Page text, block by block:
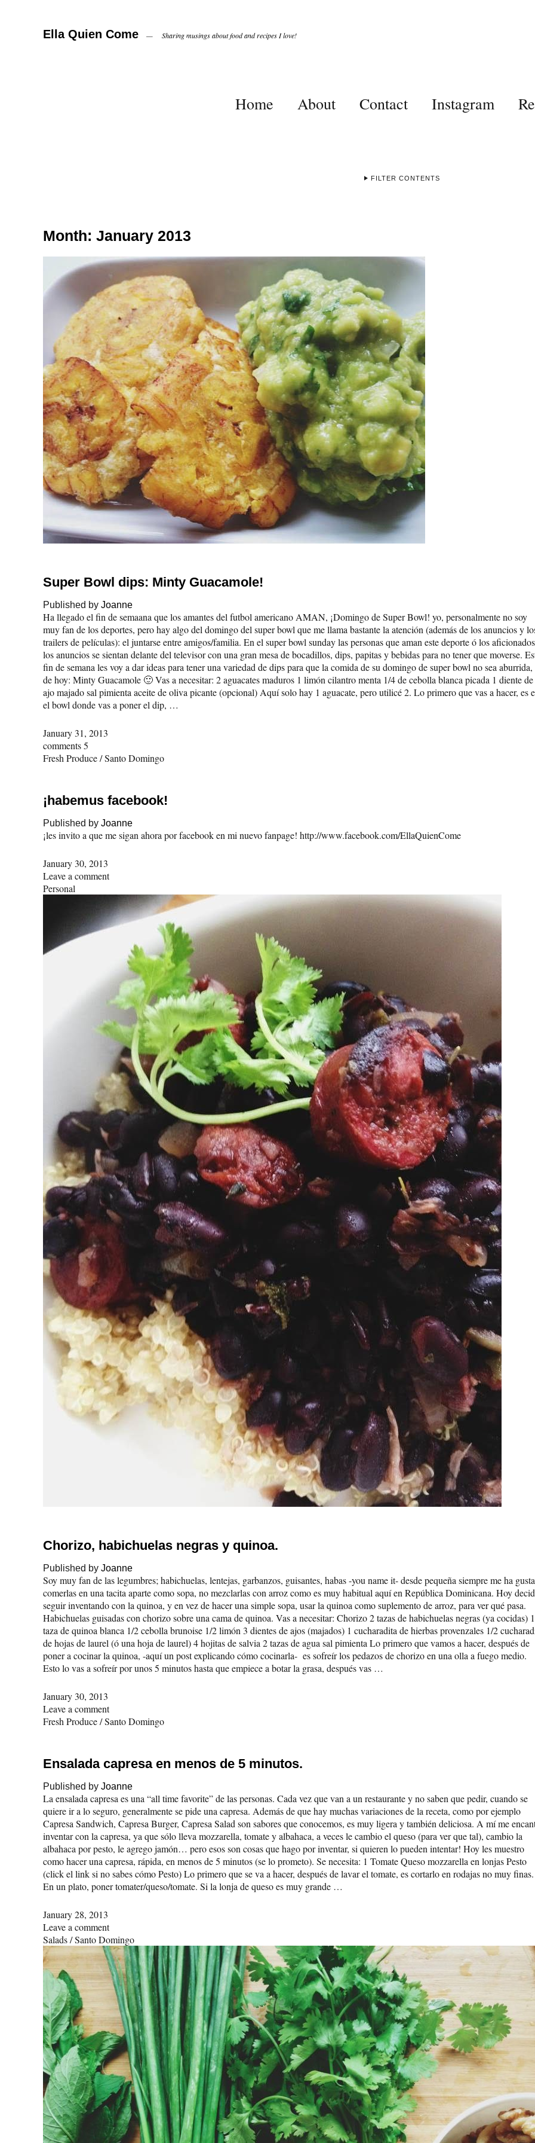
Ella Quien Come Sharing musings about food and recipes I love!
Home About Contact Instagram
FILTER CONTENTS
Month: January 2013
Super Bowl dips: Minty Guacamole!
Published by Joanne
Ha llegado el fin de semaana que los amantes del futbol americano AMAN, ¡Domingo de Super Bowl! yo, personalmente no soy
muy fan de los deportes, pero hay algo del domingo del super bowl que me llama bastante la atención (además de los anuncios y
trailers de películas): el juntarse entre amigos/familia. En el super bowl sunday las personas que aman este deporte ó los
los anuncios se sientan delante del televisor con una gran mesa de bocadillos, dips, papitas y bebidas para no tener que moverse.
fin de semana les voy a dar ideas para tener una variedad de dips para que la comida de su domingo de super bowl no sea aburrida,
de hoy: Minty Guacamole 🙂 Vas a necesitar: 2 aguacates maduros 1 limón cilantro menta 1/4 de cebolla blanca picada 1 diente de
ajo majado sal pimienta aceite de oliva picante (opcional) Aquí solo hay 1 aguacate, pero utilicé 2. Lo primero que vas a hacer, es
el bowl donde vas a poner el dip, …
January 31, 2013
comments 5
Fresh Produce/Santo Domingo
¡habemus facebook!
Published by Joanne
¡les invito a que me sigan ahora por facebook en mi nuevo fanpage! http://www.facebook.com/EllaQuienCome
January 30, 2013
Leave a comment
Personal
Chorizo, habichuelas negras y quinoa.
Published by Joanne
Soy muy fan de las legumbres; habichuelas, lentejas, garbanzos, guisantes, habas -you name it- desde pequeña siempre me ha
comerlas en una tacita aparte como sopa, no mezclarlas con arroz como es muy habitual aquí en República Dominicana. Hoy
seguir inventando con la quinoa, y en vez de hacer una simple sopa, usar la quinoa como suplemento de arroz, para ver qué pasa.
Habichuelas guisadas con chorizo sobre una cama de quinoa. Vas a necesitar: Chorizo 2 tazas de habichuelas negras (ya cocidas) 1
taza de quinoa blanca 1/2 cebolla brunoise 1/2 limón 3 dientes de ajos (majados) 1 cucharadita de hierbas provenzales 1/2
de hojas de laurel (ó una hoja de laurel) 4 hojitas de salvia 2 tazas de agua sal pimienta Lo primero que vamos a hacer, después de
poner a cocinar la quinoa, -aquí un post explicando cómo cocinarla- es sofreír los pedazos de chorizo en una olla a fuego medio.
Esto lo vas a sofreír por unos 5 minutos hasta que empiece a botar la grasa, después vas …
January 30, 2013
Leave a comment
Fresh Produce/Santo Domingo
Ensalada capresa en menos de 5 minutos.
Published by Joanne
La ensalada capresa es una “all time favorite” de las personas. Cada vez que van a un restaurante y no saben que pedir, cuando se
quiere ir a lo seguro, generalmente se pide una capresa. Además de que hay muchas variaciones de la receta, como por ejemplo
Capresa Sandwich, Capresa Burger, Capresa Salad son sabores que conocemos, es muy ligera y también deliciosa. A mí me
inventar con la capresa, ya que sólo lleva mozzarella, tomate y albahaca, a veces le cambio el queso (para ver que tal), cambio la
albahaca por pesto, le agrego jamón… pero esos son cosas que hago por inventar, si quieren lo pueden intentar! Hoy les muestro
como hacer una capresa, rápida, en menos de 5 minutos (se lo prometo). Se necesita: 1 Tomate Queso mozzarella en lonjas Pesto
(click el link si no sabes cómo Pesto) Lo primero que se va a hacer, después de lavar el tomate, es cortarlo en rodajas no muy finas.
En un plato, poner tomater/queso/tomate. Si la lonja de queso es muy grande …
January 28, 2013
Leave a comment
Salads/Santo Domingo